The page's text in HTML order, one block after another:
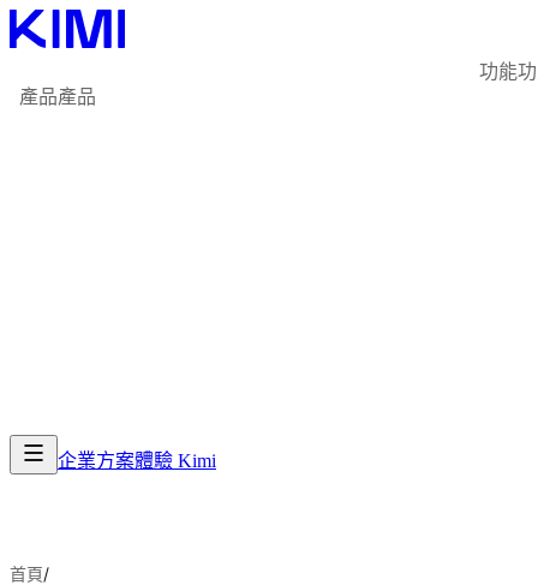
產品產品
功能
企業方案體驗 Kimi
首頁/